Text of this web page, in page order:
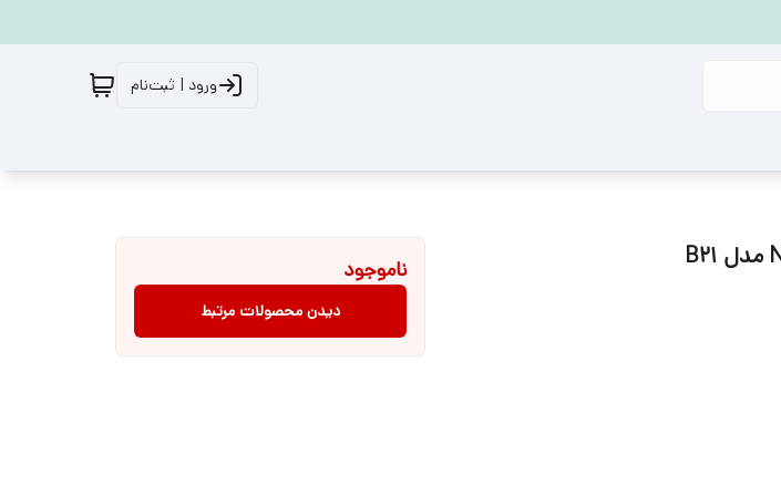
ورود | ثبت‌نام
ناموجود
دیدن محصولات مرتبط